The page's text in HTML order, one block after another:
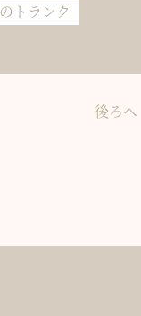
トランク
後ろへ